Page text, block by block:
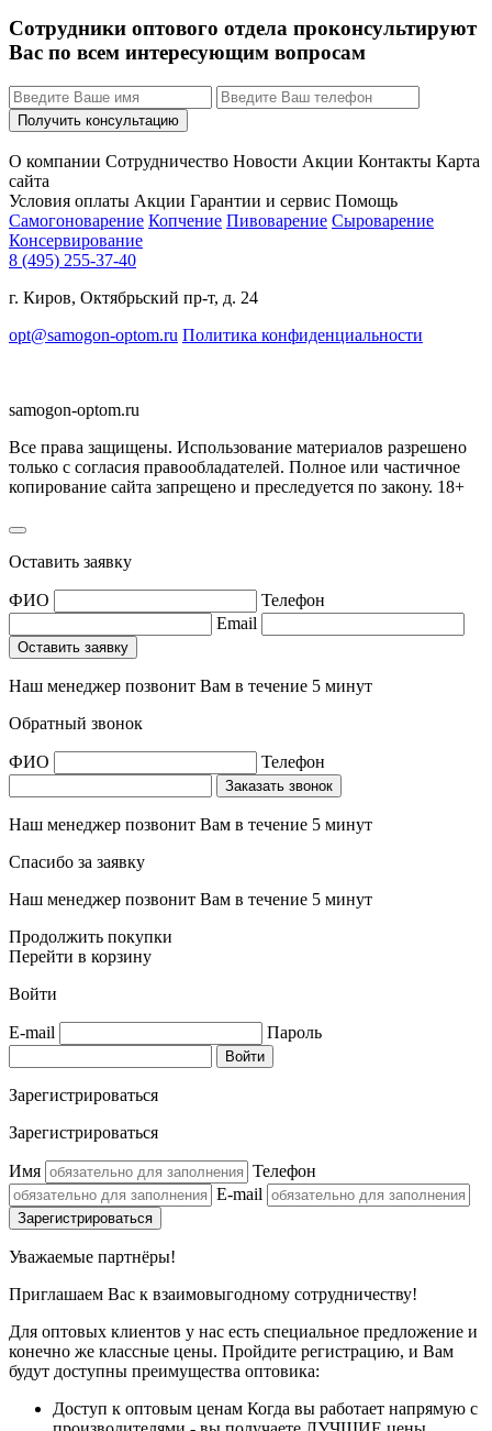
Сотрудники оптового отдела проконсультируют
Вас по всем интересующим вопросам
О компании Сотрудничество Новости Акции Контакты Карта
сайта
Условия оплаты Акции Гарантии и сервис Помощь
Самогоноварение Копчение Пивоварение Сыроварение
Консервирование
8 (495) 255-37-40
г. Киров, Октябрьский пр-т, д. 24
opt@samogon-optom.ru Политика конфиденциальности
samogon-optom.ru
Все права защищены. Использование материалов разрешено
только с согласия правообладателей. Полное или частичное
копирование сайта запрещено и преследуется по закону. 18+
Оставить заявку
ФИО
Телефон
Email
Наш менеджер позвонит Вам в течение 5 минут
Обратный звонок
ФИО Телефон
Наш менеджер позвонит Вам в течение 5 минут
Спасибо за заявку
Наш менеджер позвонит Вам в течение 5 минут
Продолжить покупки
Перейти в корзину
Войти
E-mail Пароль
Зарегистрироваться
Зарегистрироваться
Имя
Телефон
E-mail
Уважаемые партнёры!
Приглашаем Вас к взаимовыгодному сотрудничеству!
Для оптовых клиентов у нас есть специальное предложение и
конечно же классные цены. Пройдите регистрацию, и Вам
будут доступны преимущества оптовика:
Доступ к оптовым ценам Когда вы работает напрямую с